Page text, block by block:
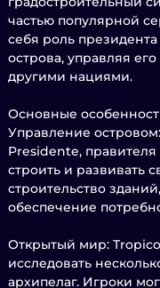
частью популярной
себя роль
острова, управляя
другими нациями.
Основные
Управление
Presidente,
строить и развивать
строительство
обеспечение
Открытый мир:
исследовать
архипелаг. Игроки